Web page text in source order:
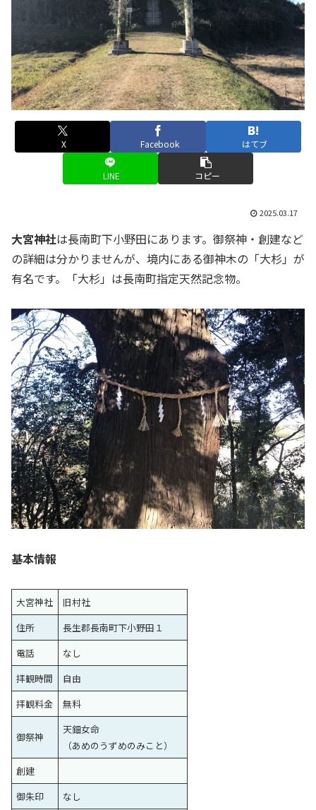
X Facebook はてブ
LINE コピー
2025.03.17
大宮神社は長南町下小野田にあります。御祭神・創建など
の詳細は分かりませんが、境内にある御神木の「大杉」が
有名です。「大杉」は長南町指定天然記念物。
基本情報
大宮神社
旧村社
住所
長生郡長南町下小野田１
電話
なし
拝観時間
自由
拝観料金
無料
御祭神
天鈿女命
（あめのうずめのみこと）
創建
御朱印
なし